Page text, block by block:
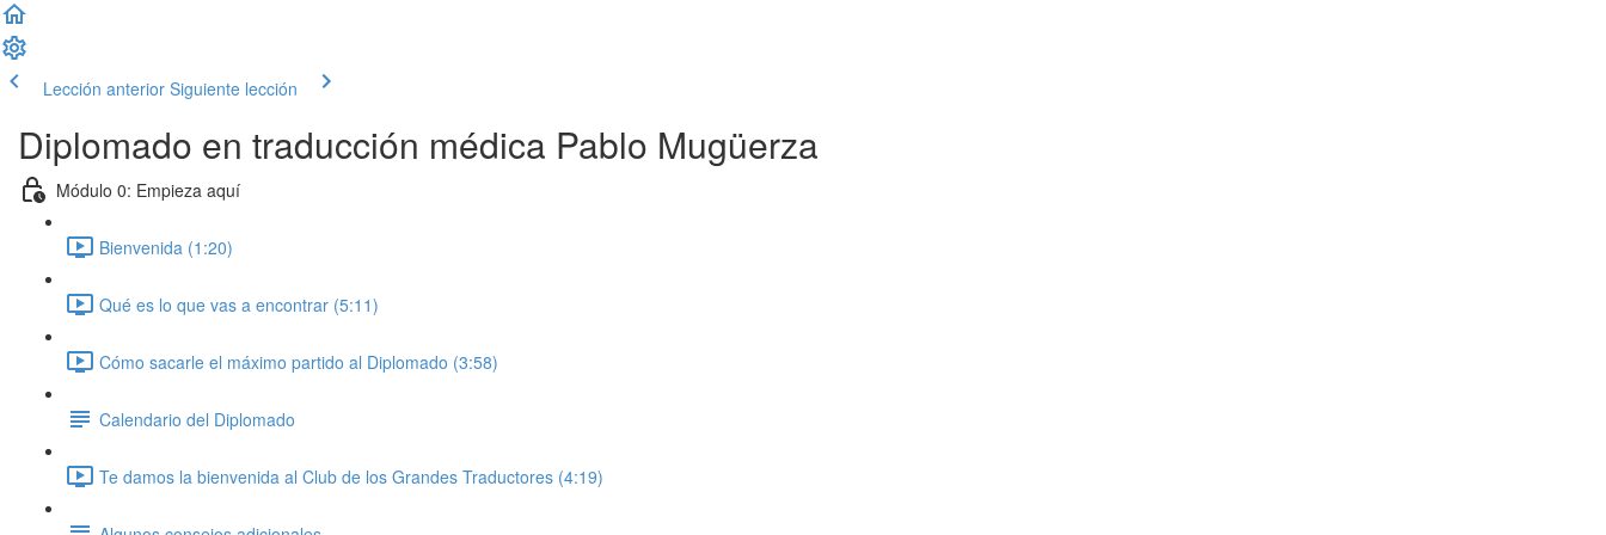
Lección anterior Siguiente lección
Diplomado en traducción médica Pablo Mugüerza
Módulo 0: Empieza aquí
Bienvenida (1:20)
Qué es lo que vas a encontrar (5:11)
Cómo sacarle el máximo partido al Diplomado (3:58)
Calendario del Diplomado
Te damos la bienvenida al Club de los Grandes Traductores (4:19)